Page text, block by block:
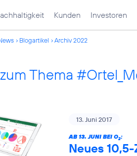
Kunden Investoren
Blogartikel Archiv 2022
Thema
13. Juni 2017
AB 13. JUNI BEI O2:
Neues